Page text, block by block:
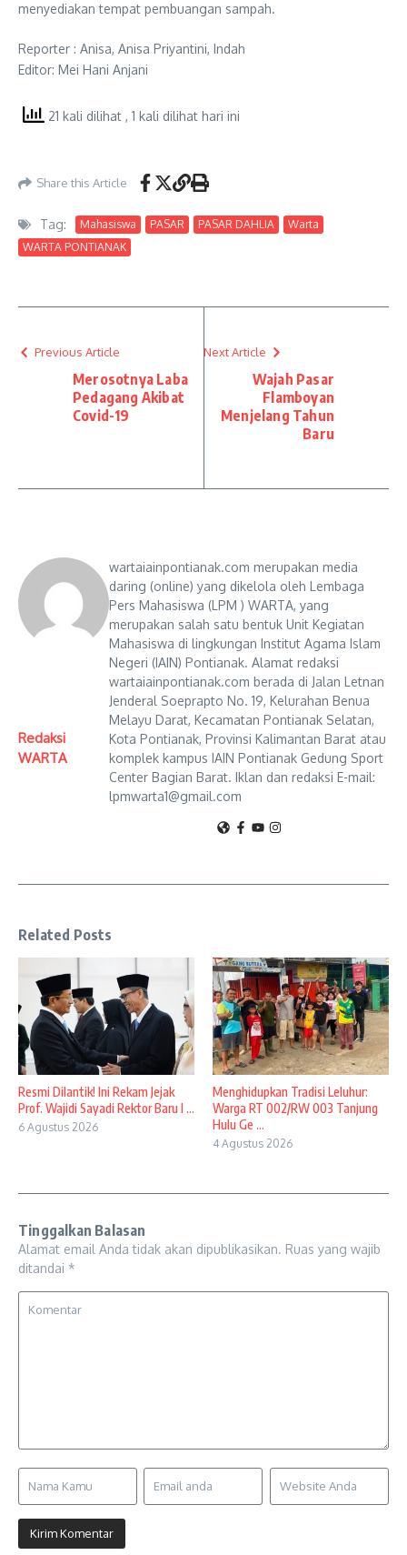
menyediakan tempat pembuangan sampah.
Reporter : Anisa, Anisa Priyantini, Indah
Editor: Mei Hani Anjani
21 kali dilihat , 1 kali dilihat hari ini
Share this Article
Tag: Mahasiswa PASAR PASAR DAHLIA
Warta
WARTA PONTIANAK
Previous Article
Merosotnya Laba
Pedagang Akibat
Covid-19
Next Article
Wajah Pasar
Flamboyan
Menjelang Tahun
Baru
Redaksi
WARTA
wartaiainpontianak.com merupakan media
daring (online) yang dikelola oleh Lembaga
Pers Mahasiswa (LPM ) WARTA, yang
merupakan salah satu bentuk Unit Kegiatan
Mahasiswa di lingkungan Institut Agama Islam
Negeri (IAIN) Pontianak. Alamat redaksi
wartaiainpontianak.com berada di Jalan Letnan
Jenderal Soeprapto No. 19, Kelurahan Benua
Melayu Darat, Kecamatan Pontianak Selatan,
Kota Pontianak, Provinsi Kalimantan Barat atau
komplek kampus IAIN Pontianak Gedung Sport
Center Bagian Barat. Iklan dan redaksi E-mail:
lpmwarta1@gmail.com
Related Posts
Resmi Dilantik! Ini Rekam Jejak
Prof. Wajidi Sayadi Rektor Baru I ...
6 Agustus 2026
Menghidupkan Tradisi Leluhur:
Warga RT 002/RW 003 Tanjung
Hulu Ge ...
4 Agustus 2026
Tinggalkan Balasan
Alamat email Anda tidak akan dipublikasikan. Ruas yang wajib
ditandai *